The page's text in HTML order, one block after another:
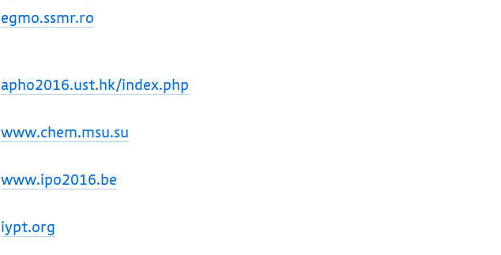
egmo.ssmr.ro
apho2016.ust.hk/index.php
www.chem.msu.su
www.ipo2016.be
iypt.org